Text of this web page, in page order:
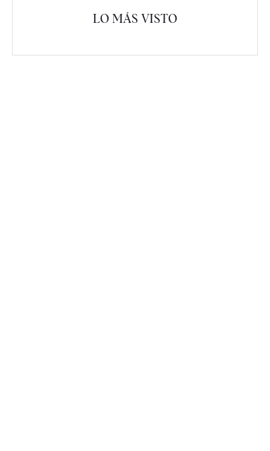
LO MÁS VISTO